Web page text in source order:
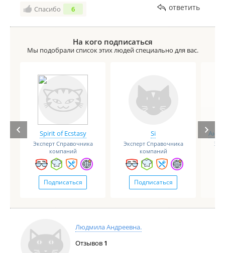
Спасибо 6 ответить
На кого подписаться
Мы подобрали список этих людей специально для вас.
Spirit of Ecstasy
Эксперт Справочника
компаний
Подписаться
Si
Эксперт Справочника
компаний
Подписаться
Людмила Андреевна.
Отзывов 1